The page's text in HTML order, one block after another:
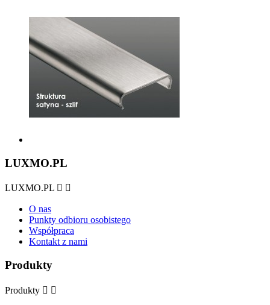
LUXMO.PL
LUXMO.PL  
O nas
Punkty odbioru osobistego
Współpraca
Kontakt z nami
Produkty
Produkty  